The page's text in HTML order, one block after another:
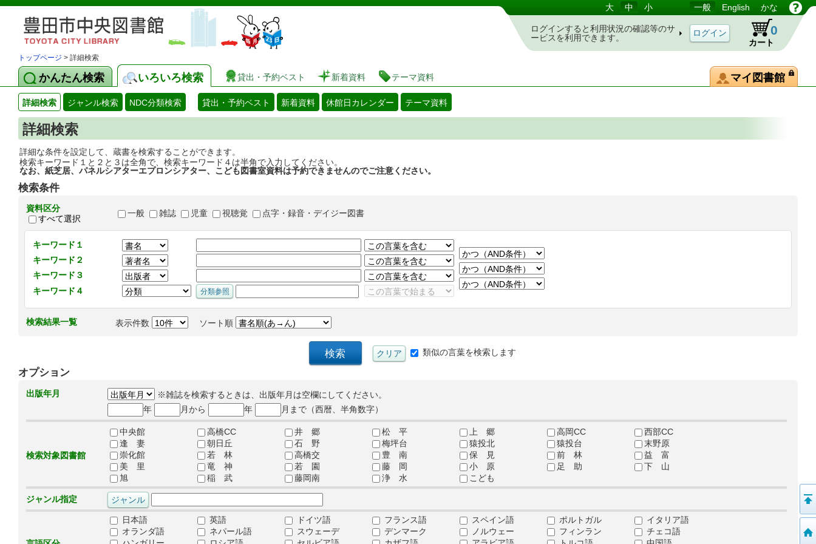
図書館 蔵書検索・予約システム 大 中 小 一般 English かな
ログインすると利用状況の確認等のサ
ービスを利用できます。
カート
0
トップページ > 詳細検索
かんたん検索 いろいろ検索 貸出・予約ベスト 新着資料 テーマ資料 マイ図書館
詳細検索 ジャンル検索 NDC分類検索 貸出・予約ベスト 新着資料 休館日カレンダー テーマ資料
詳細検索
詳細な条件を設定して、蔵書を検索することができます。
検索キーワード１と２と３は全角で、検索キーワード４は半角で入力してください。
なお、紙芝居、パネルシアターエプロンシアター、こども図書室資料は予約できませんのでご注意ください。
検索条件
資料区分
すべて選択
一般 雑誌 児童 視聴覚 点字・録音・デイジー図書
キーワード１
キーワード２
キーワード３
キーワード４
検索結果一覧 表示件数 ソート順
類似の言葉を検索します
オプション
出版年月
※雑誌を検索するときは、出版年月は空欄にしてください。
年
月から 年 月まで（西暦、半角数字）
検索対象図書館
中央館 高橋CC 井 郷 松 平 上 郷 高岡CC
西部CC
逢 妻
朝日丘 石 野 梅坪台 猿投北 猿投台
末野原
崇化館
若 林 高橋交 豊 南 保 見 前 林
益 富
美 里
竜 神 若 園 藤 岡 小 原 足 助
下 山
旭
稲 武 藤岡南 浄 水 こども
ジャンル指定
日本語 英語 ドイツ語 フランス語 スペイン語 ポルトガル
イタリア語
オランダ語
ネパール語 スウェーデ デンマーク ノルウェー フィンラン
チェコ語